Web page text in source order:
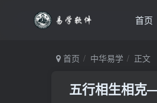
首页
首页 中华易学 正文
五行相生相